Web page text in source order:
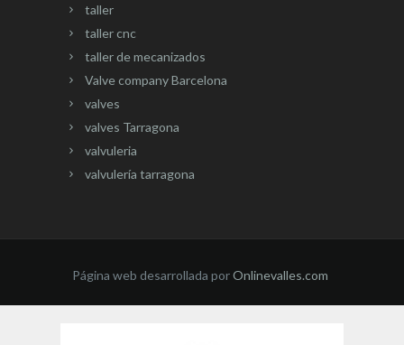
taller
taller cnc
taller de mecanizados
Valve company Barcelona
valves
valves Tarragona
valvuleria
valvulería tarragona
Página web desarrollada porOnlinevalles.com